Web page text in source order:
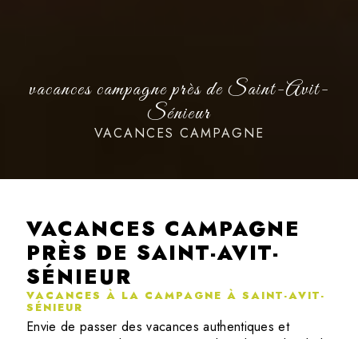
vacances campagne près de Saint-Avit-
Sénieur
VACANCES CAMPAGNE
VACANCES CAMPAGNE
PRÈS DE SAINT-AVIT-
SÉNIEUR
VACANCES À LA CAMPAGNE À SAINT-AVIT-
SÉNIEUR
Envie de passer des vacances authentiques et